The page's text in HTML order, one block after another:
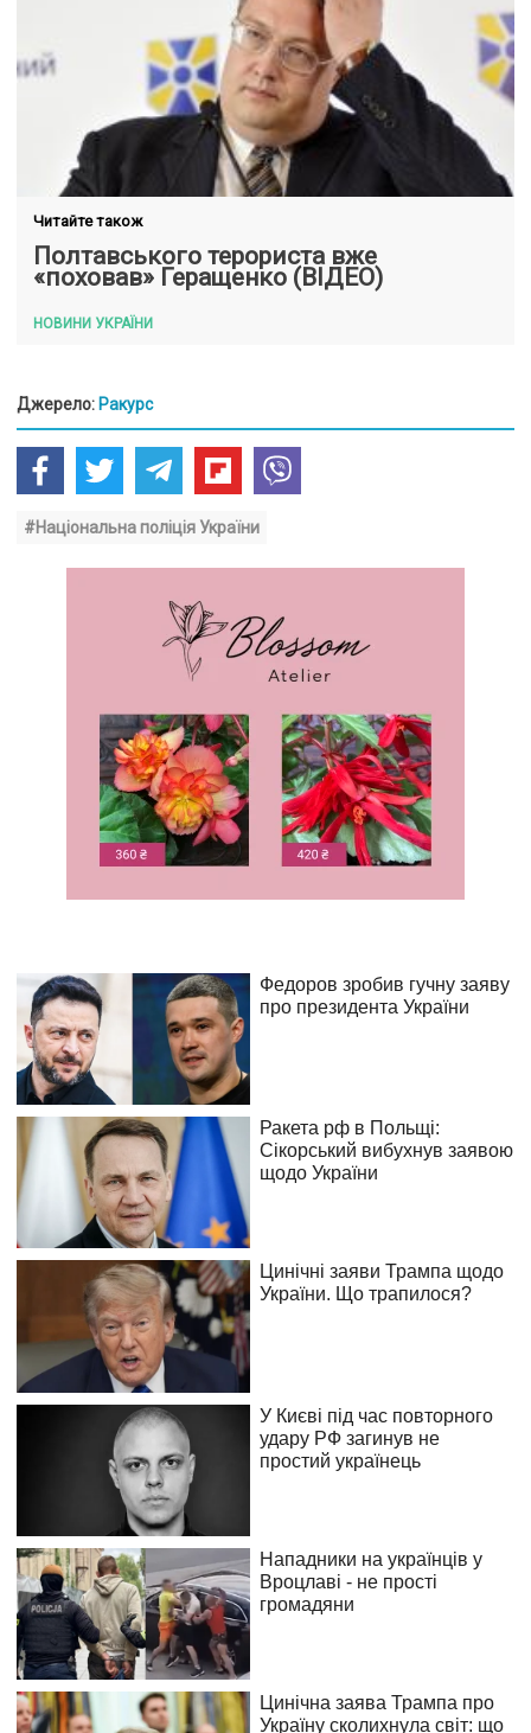
Читайте також
Полтавського терориста вже
«поховав» Геращенко (ВІДЕО)
НОВИНИ УКРАЇНИ
Джерело: Ракурс
#Національна поліція України